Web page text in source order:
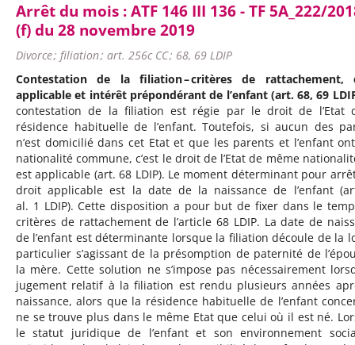
Arrêt du mois :ATF 146 III 136 - TF 5A_222/
(f) du 28 novembre 2019
Divorce ; filiation ; art. 256c CC ; 68, 69 LDIP
Contestation de la filiation – critères de rattachement,
applicable et intérêt prépondérant de l’enfant (art. 68, 69
contestation de la filiation est régie par le droit de l’Etat
résidence habituelle de l’enfant. Toutefois, si aucun des
n’est domicilié dans cet Etat et que les parents et l’enfant
nationalité commune, c’est le droit de l’Etat de même
est applicable (art. 68 LDIP). Le moment déterminant pour
droit applicable est la date de la naissance de l’enfant
al. 1 LDIP). Cette disposition a pour but de fixer dans le
critères de rattachement de l’article 68 LDIP. La date de
de l’enfant est déterminante lorsque la filiation découle de la
particulier s’agissant de la présomption de paternité de
la mère. Cette solution ne s’impose pas nécessairement
jugement relatif à la filiation est rendu plusieurs années
naissance, alors que la résidence habituelle de l’enfant
ne se trouve plus dans le même Etat que celui où il est né.
le statut juridique de l’enfant et son environnement